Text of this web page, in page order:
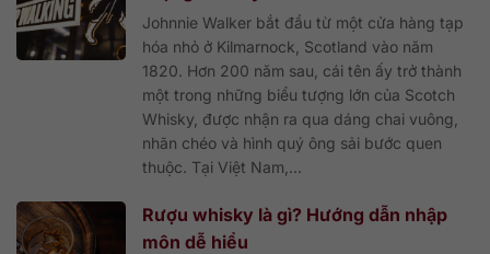
Johnnie Walker bắt đầu từ một cửa hàng tạp
hóa nhỏ ở Kilmarnock, Scotland vào năm
1820. Hơn 200 năm sau, cái tên ấy trở thành
một trong những biểu tượng lớn của Scotch
Whisky, được nhận ra qua dáng chai vuông,
nhãn chéo và hình quý ông sải bước quen
thuộc. Tại Việt Nam,...
Rượu whisky là gì? Hướng dẫn nhập
môn dễ hiểu